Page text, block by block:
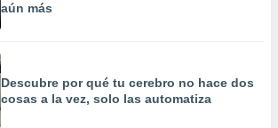
aún más
Descubre por qué tu cerebro no hace dos
cosas a la vez, solo las automatiza